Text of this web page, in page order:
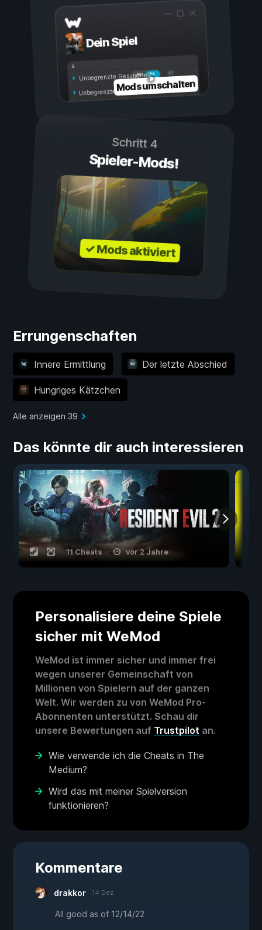
Dein Spiel
Ein
Aus
Unbegrenzte Gesundheit
Unbegrenzte AusdauerMods umschalten
Schritt 4
Spieler-Mods!
✓ Mods aktiviert
Errungenschaften
Innere Ermittlung Der letzte Abschied
Hungriges Kätzchen
Alle anzeigen 39
Das könnte dir auch interessieren
11 Cheats vor 2 Jahre
Personalisiere deine Spiele
sicher mit WeMod
WeMod ist immer sicher und immer frei
wegen unserer Gemeinschaft von
Millionen von Spielern auf der ganzen
Welt. Wir werden zu von WeMod Pro-
Abonnenten unterstützt. Schau dir
unsere Bewertungen auf Trustpilot an.
Wie verwende ich die Cheats in The
Medium?
Wird das mit meiner Spielversion
funktionieren?
Kommentare
drakkor 14 Dez
All good as of 12/14/22